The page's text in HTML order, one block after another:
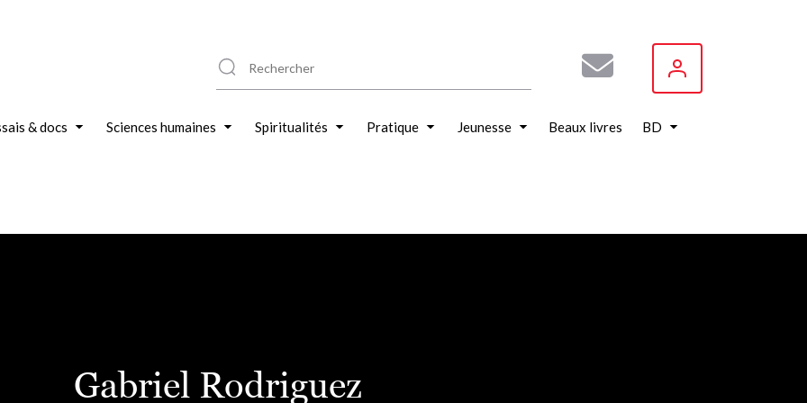
& docs Sciences humaines Spiritualités Pratique Jeunesse Beaux livres BD
Gabriel Rodriguez